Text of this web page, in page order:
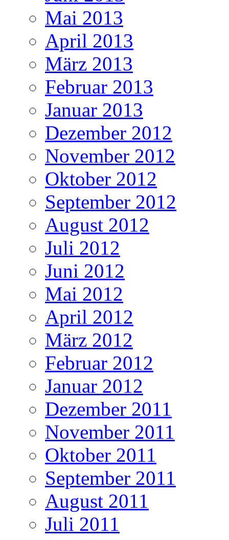
Mai 2013
April 2013
März 2013
Februar 2013
Januar 2013
Dezember 2012
November 2012
Oktober 2012
September 2012
August 2012
Juli 2012
Juni 2012
Mai 2012
April 2012
März 2012
Februar 2012
Januar 2012
Dezember 2011
November 2011
Oktober 2011
September 2011
August 2011
Juli 2011